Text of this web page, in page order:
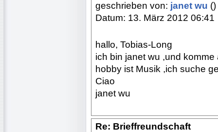
geschrieben von: janet wu ()
Datum: 13. März 2012 06:41
hallo, Tobias-Long
ich bin janet wu ,und
hobby ist Musik ,ich suche
Ciao
janet wu
Re: Brieffreundschaft